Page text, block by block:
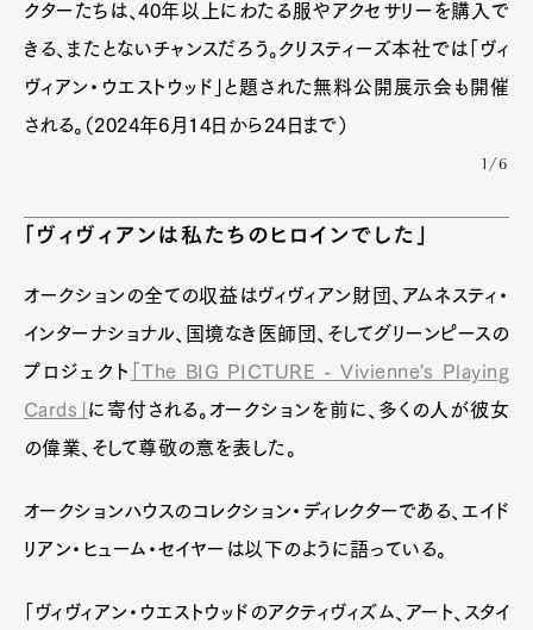
クターたちは、40年以上にわたる服やアクセサリーを購入で
きる、またとないチャンスだろう。クリスティーズ本社では「ヴィ
ヴィアン・ウエストウッド」と題された無料公開展示会も開催
される。（2024年6月14日から24日まで）
1/6
「ヴィヴィアンは私たちのヒロインでした」
オークションの全ての収益はヴィヴィアン財団、アムネスティ・
インターナショナル、国境なき医師団、そしてグリーンピースの
プロジェクト
「The BIG PICTURE - Vivienne's Playing
Cards」 に寄付される。オークションを前に、多くの人が彼女
の偉業、そして尊敬の意を表した。
オークションハウスのコレクション・ディレクターである、エイド
リアン・ヒューム・セイヤーは以下のように語っている。
「ヴィヴィアン・ウエストウッドのアクティヴィズム、アート、スタイ